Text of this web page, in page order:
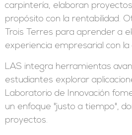
carpintería, elaboran
propósito con la rentabilidad.
Trois Terres para aprender a
experiencia empresarial con la
LAS integra herramientas
estudiantes explorar
Laboratorio de Innovación
un enfoque "justo a tiempo",
proyectos.